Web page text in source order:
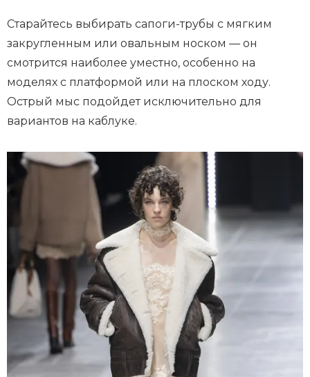
Старайтесь выбирать сапоги-трубы с мягким
закругленным или овальным носком — он
смотрится наиболее уместно, особенно на
моделях с платформой или на плоском ходу.
Острый мыс подойдет исключительно для
вариантов на каблуке.